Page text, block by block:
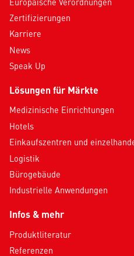
Zertifizierungen
Karriere
News
Speak Up
Lösungen für Märkte
Medizinische Einrichtungen
Hotels
Einkaufszentren und
Logistik
Bürogebäude
Industrielle Anwendungen
Infos & mehr
Produktliteratur
Referenzen